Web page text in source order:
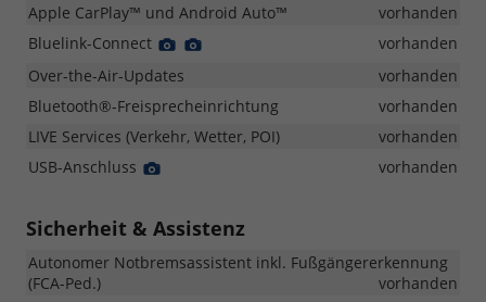
Apple CarPlay™ und Android Auto™
vorhanden
Bluelink-Connect
Detail
vorhanden
Over-the-Air-Updates
vorhanden
Bluetooth®-Freisprecheinrichtung
vorhanden
LIVE Services (Verkehr, Wetter, POI)
vorhanden
USB-Anschluss
vorhanden
Sicherheit & Assistenz
Autonomer Notbremsassistent inkl. Fußgängererkennung
(FCA-Ped.)
vorhanden